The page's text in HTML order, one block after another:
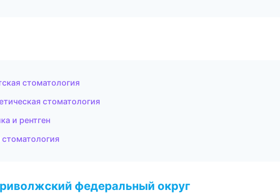
стоматология
стоматология
и рентген
федеральный округ